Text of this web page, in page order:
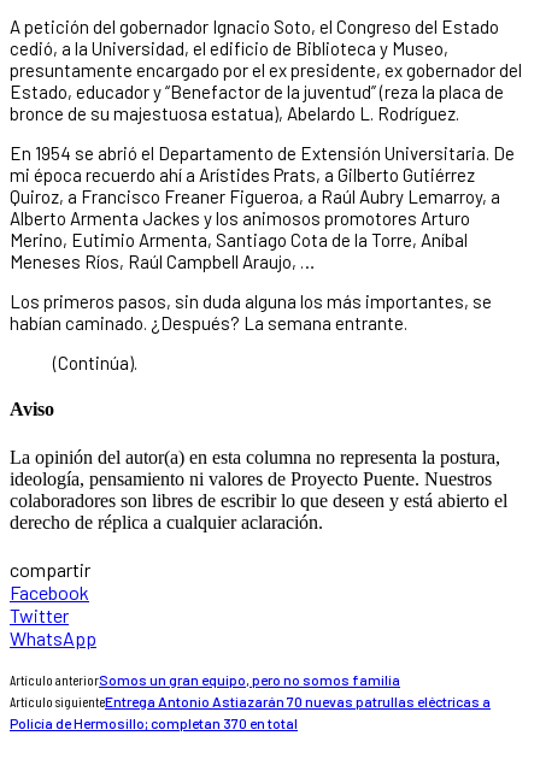
A petición del gobernador Ignacio Soto, el Congreso del Estado
cedió, a la Universidad, el edificio de Biblioteca y Museo,
presuntamente encargado por el ex presidente, ex gobernador del
Estado, educador y “Benefactor de la juventud” (reza la placa de
bronce de su majestuosa estatua), Abelardo L. Rodríguez.
En 1954 se abrió el Departamento de Extensión Universitaria. De
mi época recuerdo ahí a Arístides Prats, a Gilberto Gutiérrez
Quiroz, a Francisco Freaner Figueroa, a Raúl Aubry Lemarroy, a
Alberto Armenta Jackes y los animosos promotores Arturo
Merino, Eutimio Armenta, Santiago Cota de la Torre, Aníbal
Meneses Ríos, Raúl Campbell Araujo, …
Los primeros pasos, sin duda alguna los más importantes, se
habían caminado. ¿Después? La semana entrante.
(Continúa).
Aviso
La opinión del autor(a) en esta columna no representa la postura,
ideología, pensamiento ni valores de Proyecto Puente. Nuestros
colaboradores son libres de escribir lo que deseen y está abierto el
derecho de réplica a cualquier aclaración.
compartir
Facebook
Twitter
WhatsApp
Artículo anteriorSomos un gran equipo, pero no somos familia
Artículo siguienteEntrega Antonio Astiazarán 70 nuevas patrullas eléctricas a
Policía de Hermosillo; completan 370 en total